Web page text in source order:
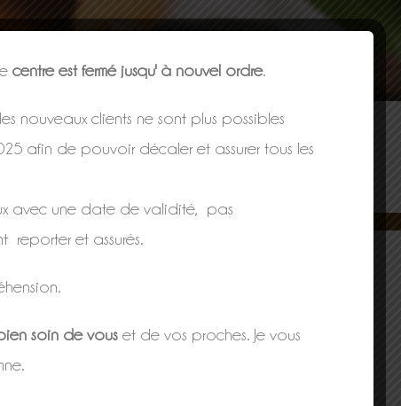
centre est fermé jusqu' à nouvel ordre.
nouveaux clients ne sont plus possibles
afin de pouvoir décaler et assurer tous les
avec une date de validité, pas
reporter et assurés.
soin de vouset de vos proches. Je vous